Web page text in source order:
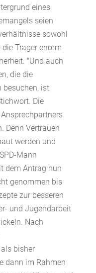
eines
seien
sowohl
Träger enorm
"Und auch
die die
besuchen, ist
Die
Denn Vertrauen
werden und
Mann
dem Antrag nun
genommen bis
zur besseren
und Jugendarbeit
Nach
bisher
dann im Rahmen